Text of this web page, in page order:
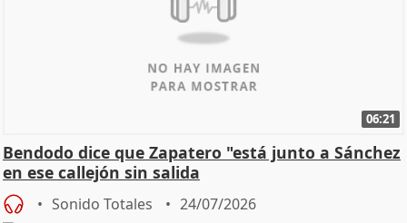
06:21
Bendodo dice que Zapatero "está junto a Sánchez
en ese callejón sin salida
Sonido Totales 24/07/2026